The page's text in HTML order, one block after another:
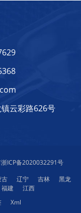
云彩路626号
浙ICP备2020032291号
古 辽宁 吉林
黑龙
福建
江西
Xml